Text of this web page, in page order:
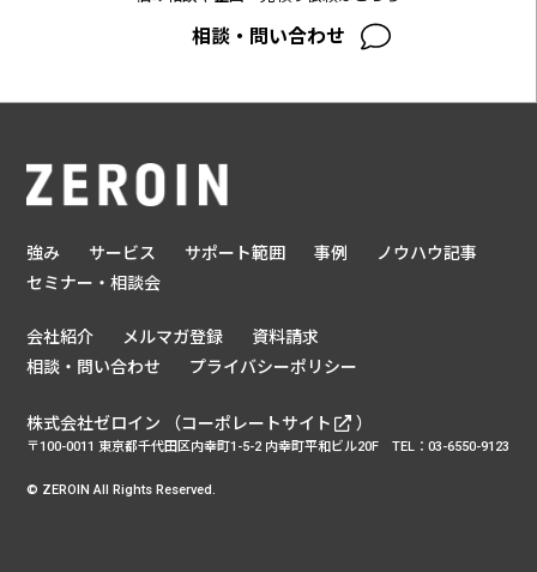
相談・問い合わせ
強み サービス サポート範囲 事例
ノウハウ記事
セミナー・相談会
会社紹介 メルマガ登録
資料請求
相談・問い合わせ
プライバシーポリシー
株式会社ゼロイン （コーポレートサイト ）
〒100-0011 東京都千代田区内幸町1-5-2 内幸町平和ビル20F TEL：03-6550-9123
©︎ ZEROIN All Rights Reserved.